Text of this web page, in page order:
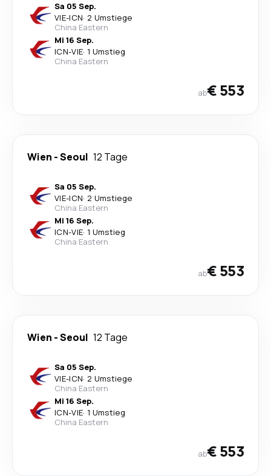
Sa 05 Sep.
VIE-ICN· 2 Umstiege
China Eastern
Mi 16 Sep.
ICN-VIE· 1 Umstieg
China Eastern
ab€ 553
Wien -Seoul 12 Tage
Sa 05 Sep.
VIE-ICN· 2 Umstiege
China Eastern
Mi 16 Sep.
ICN-VIE· 1 Umstieg
China Eastern
ab€ 553
Wien -Seoul 12 Tage
Sa 05 Sep.
VIE-ICN· 2 Umstiege
China Eastern
Mi 16 Sep.
ICN-VIE· 1 Umstieg
China Eastern
ab€ 553